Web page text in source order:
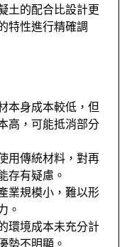
土的配合比設計更
特性進行精確調
本身成本較低，但
高，可能抵消部分
用傳統材料，對再
存有疑慮。
業規模小，難以形
。
環境成本未充分計
勢不明顯。